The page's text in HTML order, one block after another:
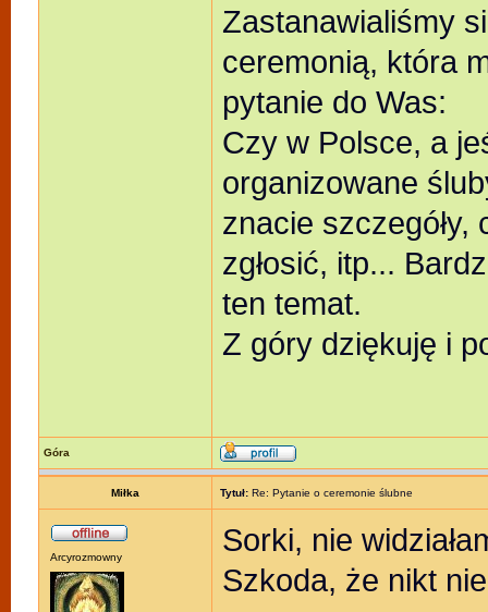
Zastanawialiśmy
ceremonią, która
pytanie do Was:
Czy w Polsce, a
organizowane
znacie
zgłosić, itp...
ten temat.
Z góry dziękuję i
Góra
Miłka Tytuł: Re: Pytanie o ceremonie ślubne
Arcyrozmowny
Sorki, nie
Szkoda, że nikt